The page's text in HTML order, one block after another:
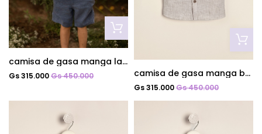
camisa de gasa manga larga cel
Gs 315.000Gs 450.000 camisa de gasa manga beige
Gs 315.000Gs 450.000